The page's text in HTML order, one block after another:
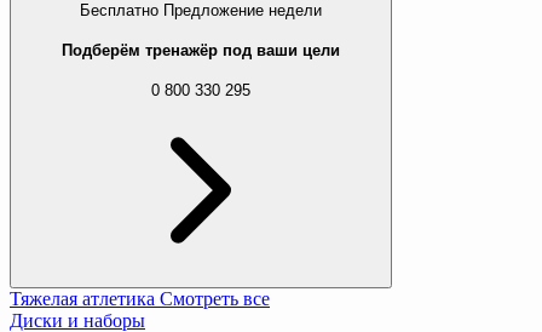
Бесплатно Предложение недели
Подберём тренажёр под ваши цели
0 800 330 295
Тяжелая атлетика Смотреть все
Диски и наборы